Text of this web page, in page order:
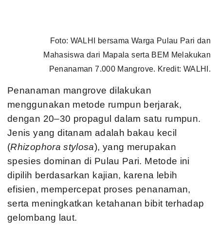
Foto: WALHI bersama Warga Pulau Pari dan
Mahasiswa dari Mapala serta BEM Melakukan
Penanaman 7.000 Mangrove. Kredit: WALHI.
Penanaman mangrove dilakukan
menggunakan metode rumpun berjarak,
dengan 20–30 propagul dalam satu rumpun.
Jenis yang ditanam adalah bakau kecil
(Rhizophora stylosa), yang merupakan
spesies dominan di Pulau Pari. Metode ini
dipilih berdasarkan kajian, karena lebih
efisien, mempercepat proses penanaman,
serta meningkatkan ketahanan bibit terhadap
gelombang laut.